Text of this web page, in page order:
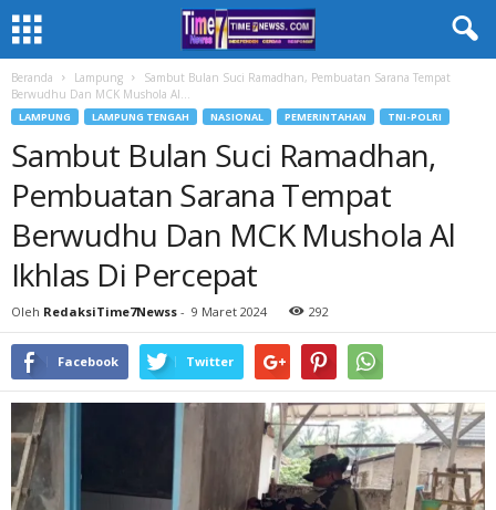
Beranda Lampung
Sambut Bulan Suci Ramadhan, Pembuatan Sarana Tempat
Berwudhu Dan MCK Mushola Al...
LAMPUNG LAMPUNG TENGAH NASIONAL PEMERINTAHAN TNI-POLRI
Sambut Bulan Suci Ramadhan,
Pembuatan Sarana Tempat
Berwudhu Dan MCK Mushola Al
Ikhlas Di Percepat
Oleh RedaksiTime7Newss - 9 Maret 2024 292
Facebook Twitter